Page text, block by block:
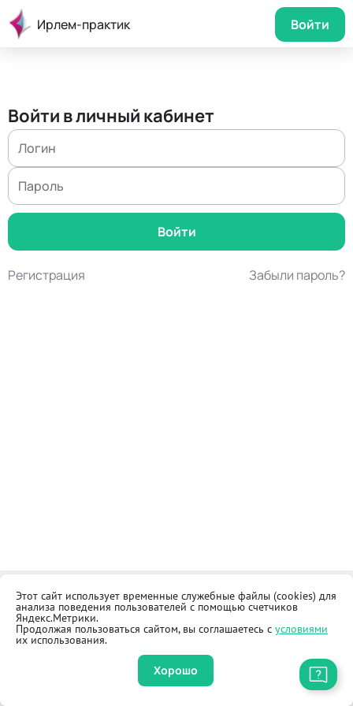
Ирлем-практик Войти
Войти в личный кабинет
Регистрация Забыли пароль?
Контакты
Как купить
Общественная приёмная
Реквизиты
Оферта
Правила продажи товаров
Этот сайт использует временные служебные файлы (cookies) для
анализа поведения пользователей с помощью счетчиков
Яндекс.Метрики.
Продолжая пользоваться сайтом, вы соглашаетесь с условиями
их использования.
Хорошо